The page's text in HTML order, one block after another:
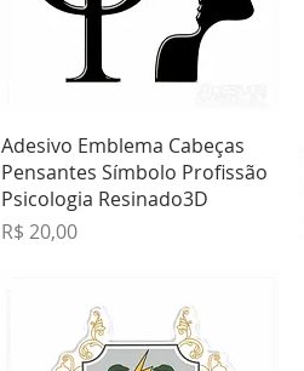
Visualização rápida
Adesivo Emblema Cabeças
Pensantes Símbolo Profissão
Psicologia Resinado3D
Preço
R$ 20,00